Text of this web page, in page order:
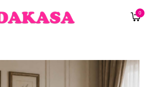
0
Sobre nós
Contatos e moradas